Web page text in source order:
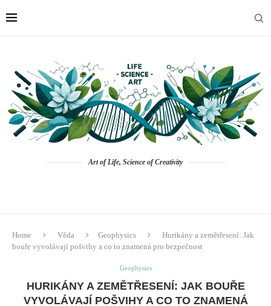
Art of Life, Science of Creativity
Home Věda Geophysics
Hurikány a zemětřesení: Jak
bouře vyvolávají pošvihy a co to znamená pro bezpečnost
Geophysics
HURIKÁNY A ZEMĚTŘESENÍ: JAK BOUŘE
VYVOLÁVAJÍ POŠVIHY A CO TO ZNAMENÁ